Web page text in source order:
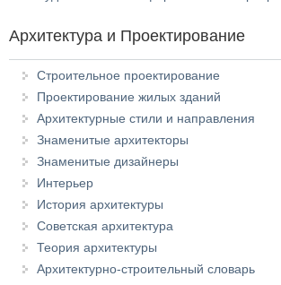
Архитектура и Проектирование
Строительное проектирование
Проектирование жилых зданий
Архитектурные стили и направления
Знаменитые архитекторы
Знаменитые дизайнеры
Интерьер
История архитектуры
Советская архитектура
Теория архитектуры
Архитектурно-строительный словарь